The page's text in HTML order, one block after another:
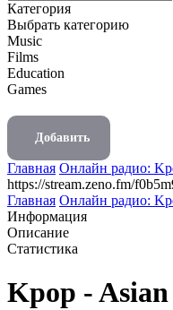
Категория
Выбрать категорию
Music
Films
Education
Games
Добавить
Главная Онлайн радио:
https://stream.zeno.fm/
Главная Онлайн радио:
Информация
Описание
Статистика
Kpop -